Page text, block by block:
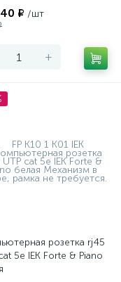
₽ /шт
+
розетка rj45
5e IEK Forte & Piano